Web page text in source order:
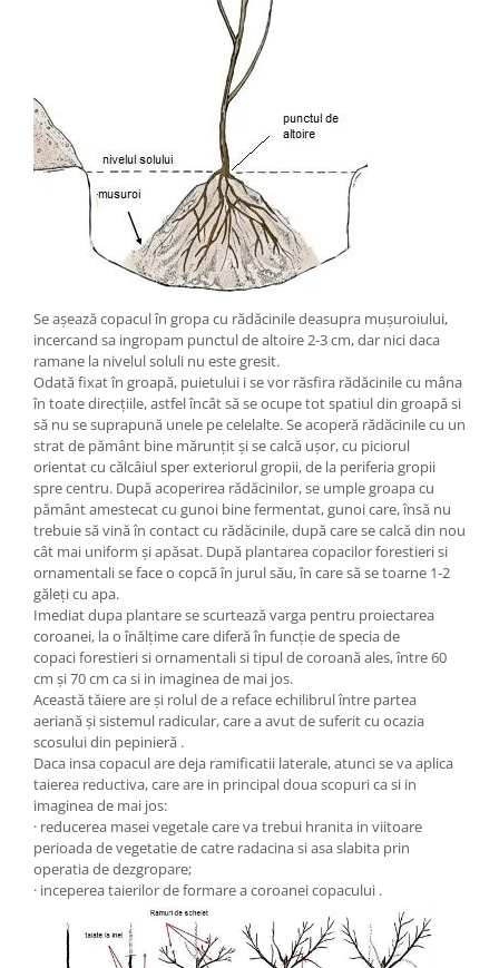
Se așează copacul în gropa cu rădăcinile deasupra mușuroiului,
incercand sa ingropam punctul de altoire 2-3 cm, dar nici daca
ramane la nivelul soluli nu este gresit.
Odată fixat în groapă, puietului i se vor răsfira rădăcinile cu mâna
în toate direcțiile, astfel încât să se ocupe tot spatiul din groapă si
să nu se suprapună unele pe celelalte. Se acoperă rădăcinile cu un
strat de pământ bine mărunțit și se calcă ușor, cu piciorul
orientat cu călcâiul sper exteriorul gropii, de la periferia gropii
spre centru. După acoperirea rădăcinilor, se umple groapa cu
pământ amestecat cu gunoi bine fermentat, gunoi care, însă nu
trebuie să vină în contact cu rădăcinile, după care se calcă din nou
cât mai uniform și apăsat. După plantarea copacilor forestieri si
ornamentali se face o copcă în jurul său, în care să se toarne 1-2
găleți cu apa.
Imediat dupa plantare se scurtează varga pentru proiectarea
coroanei, la o înălțime care diferă în funcție de specia de
copaci forestieri si ornamentali si tipul de coroană ales, între 60
cm și 70 cm ca si in imaginea de mai jos.
Această tăiere are și rolul de a reface echilibrul între partea
aeriană și sistemul radicular, care a avut de suferit cu ocazia
scosului din pepinieră .
Daca insa copacul are deja ramificatii laterale, atunci se va aplica
taierea reductiva, care are in principal doua scopuri ca si in
imaginea de mai jos:
· reducerea masei vegetale care va trebui hranita in viitoare
perioada de vegetatie de catre radacina si asa slabita prin
operatia de dezgropare;
· inceperea taierilor de formare a coroanei copacului .